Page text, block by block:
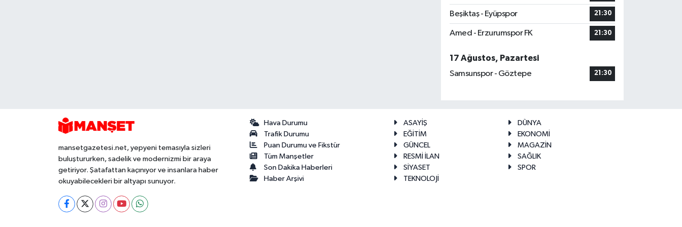
Beşiktaş - Eyüpspor 21:30
Amed - Erzurumspor FK 21:30
17 Ağustos, Pazartesi
Samsunspor - Göztepe
21:30
mansetgazetesi.net, yepyeni temasıyla sizleri
buluştururken, sadelik ve modernizmi bir araya
getiriyor. Şatafattan kaçınıyor ve insanlara haber
okuyabilecekleri bir altyapı sunuyor.
Hava Durumu
Trafik Durumu
Puan Durumu ve Fikstür
Tüm Manşetler
Son Dakika Haberleri
Haber Arşivi
ASAYİŞ
DÜNYA
EĞİTİM
EKONOMİ
GÜNCEL
MAGAZİN
RESMİ İLAN
SAĞLIK
SİYASET
SPOR
TEKNOLOJİ